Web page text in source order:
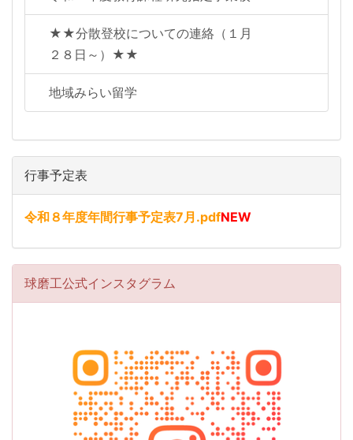
★★分散登校についての連絡（１月
２８日～）★★
地域みらい留学
行事予定表
令和８年度年間行事予定表7月.pdfNEW
球磨工公式インスタグラム